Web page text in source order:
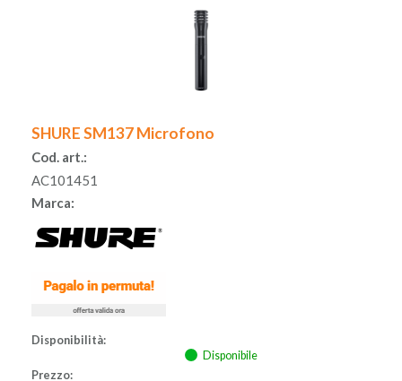
SHURE SM137 Microfono
Cod. art.:
AC101451
Marca:
Disponibilità:
Disponibile
Prezzo: